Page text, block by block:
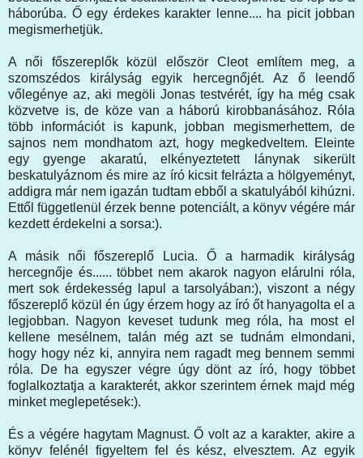
háborúba. Ő egy érdekes karakter lenne.... ha picit jobban
megismerhetjük.
A női főszereplők közül először Cleot említem meg, a
szomszédos királyság egyik hercegnőjét. Az ő leendő
vőlegénye az, aki megöli Jonas testvérét, így ha még csak
közvetve is, de köze van a háború kirobbanásához. Róla
több információt is kapunk, jobban megismerhettem, de
sajnos nem mondhatom azt, hogy megkedveltem. Eleinte
egy gyenge akaratú, elkényeztetett lánynak sikerült
beskatulyáznom és mire az író kicsit felrázta a hölgyeményt,
addigra már nem igazán tudtam ebből a skatulyából kihúzni.
Ettől függetlenül érzek benne potenciált, a könyv végére már
kezdett érdekelni a sorsa:).
A másik női főszereplő Lucia. Ő a harmadik királyság
hercegnője és...... többet nem akarok nagyon elárulni róla,
mert sok érdekesség lapul a tarsolyában:), viszont a négy
főszereplő közül én úgy érzem hogy az író őt hanyagolta el a
legjobban. Nagyon keveset tudunk meg róla, ha most el
kellene mesélnem, talán még azt se tudnám elmondani,
hogy hogy néz ki, annyira nem ragadt meg bennem semmi
róla. De ha egyszer végre úgy dönt az író, hogy többet
foglalkoztatja a karakterét, akkor szerintem érnek majd még
minket meglepetések:).
És a végére hagytam Magnust. Ő volt az a karakter, akire a
könyv felénél figyeltem fel és kész, elvesztem. Az egyik